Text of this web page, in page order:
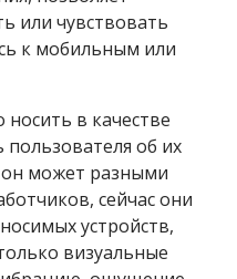
или чувствовать
к мобильным или
в качестве
об их
может разными
сейчас они
устройств,
визуальные